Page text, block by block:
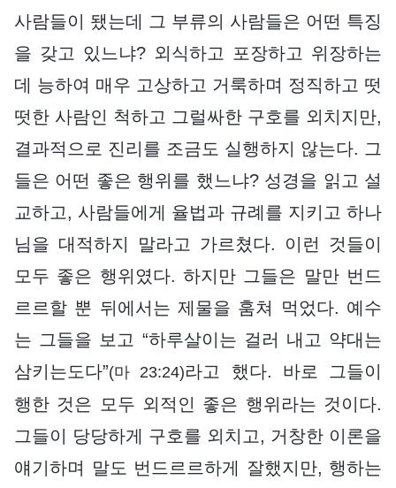
사람들이 됐는데 그 부류의 사람들은 어떤 특징
을 갖고 있느냐? 외식하고 포장하고 위장하는
데 능하여 매우 고상하고 거룩하며 정직하고 떳
떳한 사람인 척하고 그럴싸한 구호를 외치지만,
결과적으로 진리를 조금도 실행하지 않는다. 그
들은 어떤 좋은 행위를 했느냐? 성경을 읽고 설
교하고, 사람들에게 율법과 규례를 지키고 하나
님을 대적하지 말라고 가르쳤다. 이런 것들이
모두 좋은 행위였다. 하지만 그들은 말만 번드
르르할 뿐 뒤에서는 제물을 훔쳐 먹었다. 예수
는 그들을 보고 “하루살이는 걸러 내고 약대는
삼키는도다”(마 23:24)라고 했다. 바로 그들이
행한 것은 모두 외적인 좋은 행위라는 것이다.
그들이 당당하게 구호를 외치고, 거창한 이론을
얘기하며 말도 번드르르하게 잘했지만, 행하는